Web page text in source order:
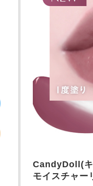
CandyDoll(
モイスチャー